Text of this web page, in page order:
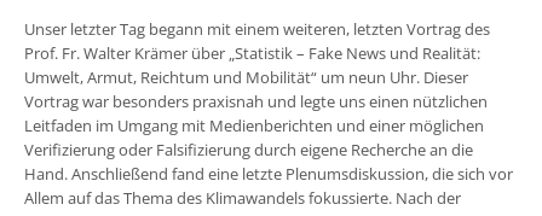
Unser letzter Tag begann mit einem weiteren, letzten Vortrag des
Prof. Fr. Walter Krämer über „Statistik – Fake News und Realität:
Umwelt, Armut, Reichtum und Mobilität“ um neun Uhr. Dieser
Vortrag war besonders praxisnah und legte uns einen nützlichen
Leitfaden im Umgang mit Medienberichten und einer möglichen
Verifizierung oder Falsifizierung durch eigene Recherche an die
Hand. Anschließend fand eine letzte Plenumsdiskussion, die sich vor
Allem auf das Thema des Klimawandels fokussierte. Nach der